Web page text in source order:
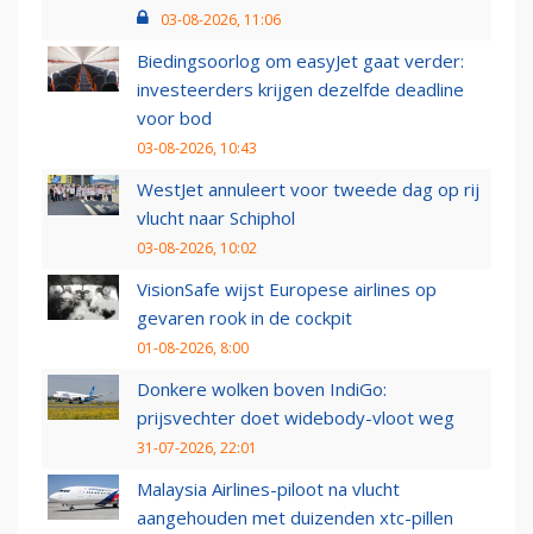
03-08-2026, 11:06
Biedingsoorlog om easyJet gaat verder:
investeerders krijgen dezelfde deadline
voor bod
03-08-2026, 10:43
WestJet annuleert voor tweede dag op rij
vlucht naar Schiphol
03-08-2026, 10:02
VisionSafe wijst Europese airlines op
gevaren rook in de cockpit
01-08-2026, 8:00
Donkere wolken boven IndiGo:
prijsvechter doet widebody-vloot weg
31-07-2026, 22:01
Malaysia Airlines-piloot na vlucht
aangehouden met duizenden xtc-pillen